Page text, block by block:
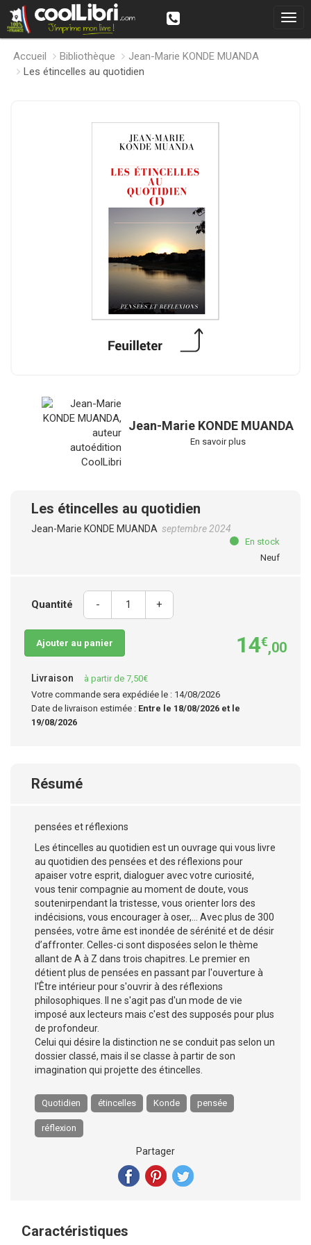
Accueil Bibliothèque
Jean-Marie KONDE MUANDA
Les étincelles au quotidien
Jean-Marie KONDE MUANDA
En savoir plus
Les étincelles au quotidien
Jean-Marie KONDE MUANDA septembre 2024
En stock
Neuf
Quantité - +
Ajouter au panier 14€,00
Livraison
à partir de 7,50€
Votre commande sera expédiée le : 14/08/2026
Date de livraison estimée : Entre le 18/08/2026 et le
19/08/2026
Résumé
pensées et réflexions
Les étincelles au quotidien est un ouvrage qui vous livre
au quotidien des pensées et des réflexions pour
apaiser votre esprit, dialoguer avec votre curiosité,
vous tenir compagnie au moment de doute, vous
soutenirpendant la tristesse, vous orienter lors des
indécisions, vous encourager à oser,... Avec plus de 300
pensées, votre âme est inondée de sérénité et de désir
d’affronter. Celles-ci sont disposées selon le thème
allant de A à Z dans trois chapitres. Le premier en
détient plus de pensées en passant par l'ouverture à
l'Être intérieur pour s'ouvrir à des réflexions
philosophiques. Il ne s'agit pas d'un mode de vie
imposé aux lecteurs mais c'est des supposés pour plus
de profondeur.
Celui qui désire la distinction ne se conduit pas selon un
dossier classé, mais il se classe à partir de son
imagination qui projette des étincelles.
Quotidien étincelles Konde pensée
réflexion
Partager
Caractéristiques